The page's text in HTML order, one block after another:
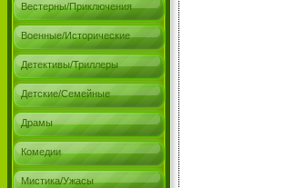
Вестерны/Приключения
Военные/Исторические
Детективы/Триллеры
Детские/Семейные
Драмы
Комедии
Мистика/Ужасы